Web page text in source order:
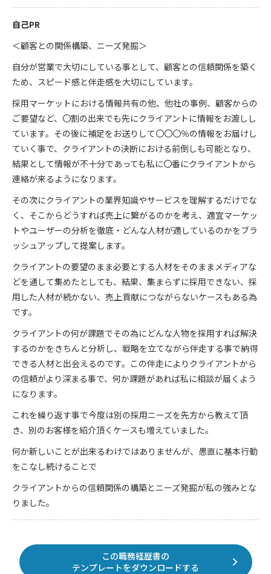
自己PR
＜顧客との関係構築、ニーズ発掘＞
自分が営業で大切にしている事として、顧客との信頼関係を築く
ため、スピード感と伴走感を大切にしています。
採用マーケットにおける情報共有の他、他社の事例、顧客からの
ご要望など、〇割の出来でも先にクライアントに情報をお渡しし
ています。その後に補足をお送りして〇〇〇％の情報をお届けし
ていく事で、クライアントの決断における前倒しも可能となり、
結果として情報が不十分であっても私に〇番にクライアントから
連絡が来るようになります。
その次にクライアントの業界知識やサービスを理解するだけでな
く、そこからどうすれば売上に繋がるのかを考え、適宜マーケッ
トやユーザーの分析を徹底・どんな人材が適しているのかをブラ
ッシュアップして提案します。
クライアントの要望のまま必要とする人材をそのままメディアな
どを通して集めたとしても、結果、集まらずに採用できない、採
用した人材が続かない、売上貢献につながらないケースもある為
です。
クライアントの何が課題でその為にどんな人物を採用すれば解決
するのかをきちんと分析し、戦略を立てながら伴走する事で納得
できる人材と出会えるのです。この伴走によりクライアントから
の信頼がより深まる事で、何か課題があれば私に相談が届くよう
になります。
これを繰り返す事で今度は別の採用ニーズを先方から教えて頂
き、別のお客様を紹介頂くケースも増えていました。
何か新しいことが出来るわけではありませんが、愚直に基本行動
をこなし続けることで
クライアントからの信頼関係の構築とニーズ発掘が私の強みとな
りました。
この職務経歴書の
テンプレートをダウンロードする